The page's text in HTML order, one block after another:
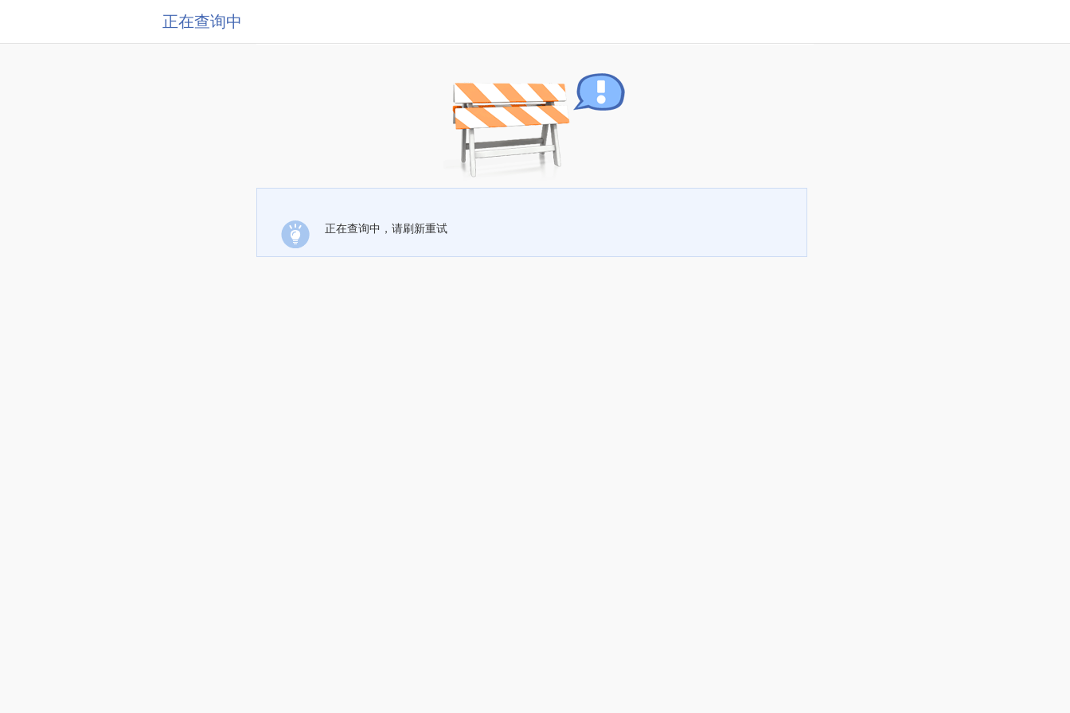
正在查询中
正在查询中，请刷新重试